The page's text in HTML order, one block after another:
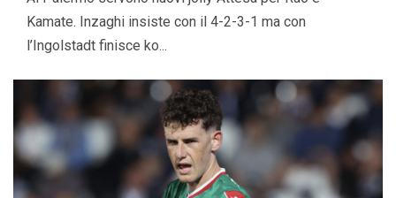
Kamate. Inzaghi insiste con il 4-2-3-1 ma con
l’Ingolstadt finisce ko...